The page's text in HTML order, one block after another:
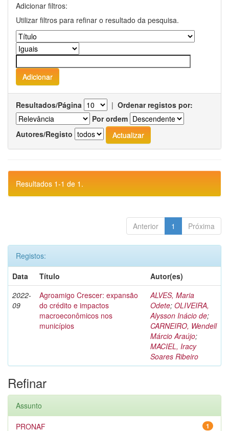
Adicionar filtros:
Utilizar filtros para refinar o resultado da pesquisa.
Resultados/Página | Ordenar registos por:
Por ordem
Autores/Registo
Resultados 1-1 de 1.
Anterior 1 Próxima
Registos:
Data
Título
Autor(es)
2022-
09
Agroamigo Crescer: expansão
do crédito e impactos
macroeconômicos nos
municípios
ALVES, Maria
Odete; OLIVEIRA,
Alysson Inácio de;
CARNEIRO, Wendell
Márcio Araújo;
MACIEL, Iracy
Soares Ribeiro
Refinar
Assunto
1
PRONAF